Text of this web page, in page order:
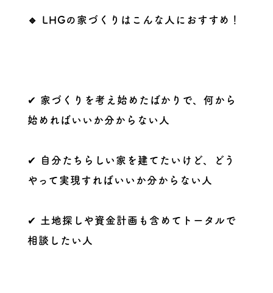
🔹 LHGの家づくりはこんな人におすすめ！
✔ 家づくりを考え始めたばかりで、何から
始めればいいか分からない人
✔
自分たちらしい家を建てたいけど、どう
やって実現すればいいか分からない人
✔ 土地探しや資金計画も含めてトータルで
相談したい人